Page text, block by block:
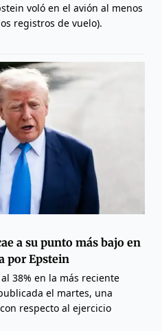
voló en el avión al menos
registros de vuelo).
a su punto más bajo en
por Epstein
38% en la más reciente
el martes, una
respecto al ejercicio